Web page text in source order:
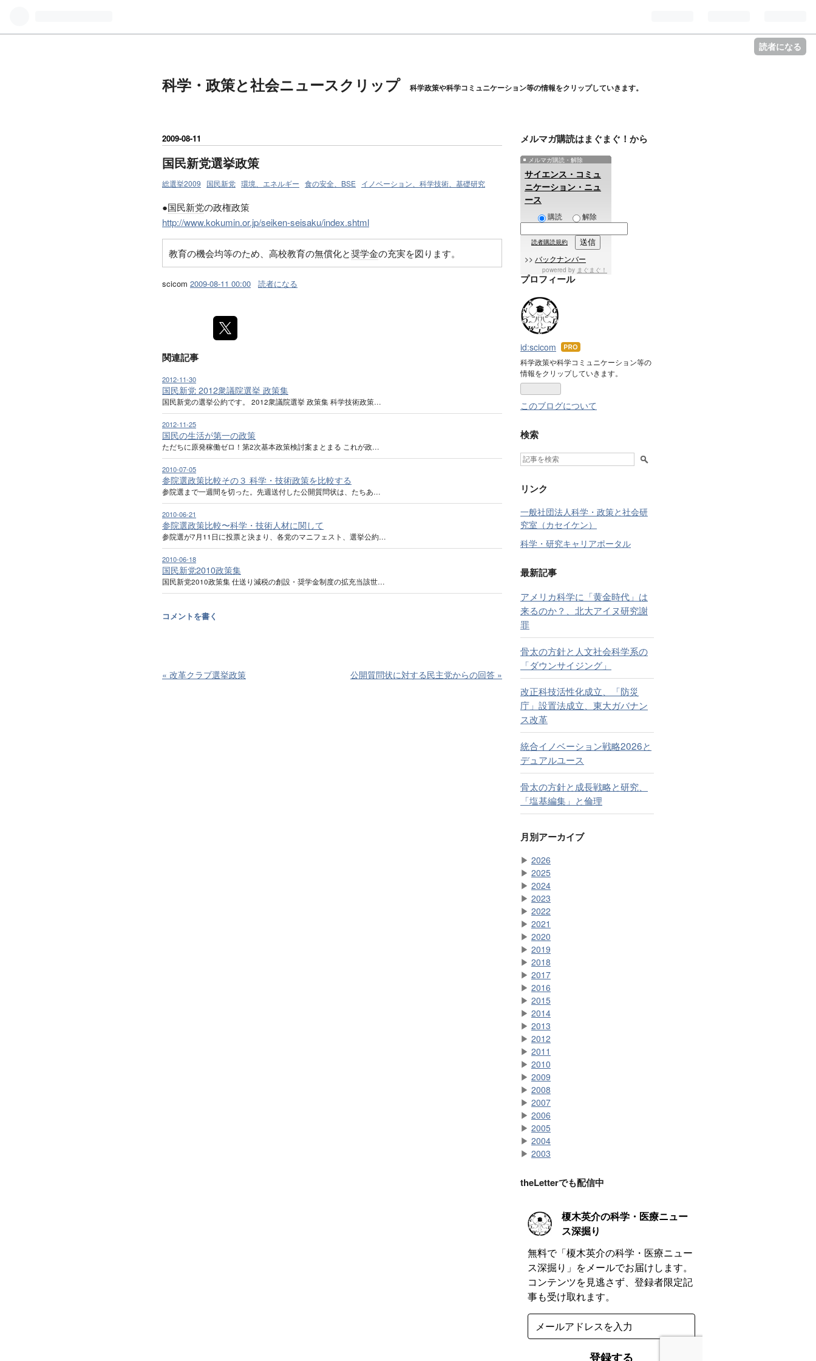
読者になる
科学・政策と社会ニュースクリップ 科学政策や科学コミュニケーション等の情報をクリップしていきます。
2009-08-11
国民新党選挙政策
総選挙2009 国民新党 環境、エネルギー 食の安全、BSE イノベーション、科学技術、基礎研究
●国民新党の政権政策
http://www.kokumin.or.jp/seiken-seisaku/index.shtml
教育の機会均等のため、高校教育の無償化と奨学金の充実を図ります。
scicom 2009-08-11 00:00 読者になる
関連記事
2012-11-30
国民新党 2012衆議院選挙 政策集
国民新党の選挙公約です。 2012衆議院選挙 政策集 科学技術政策…
2012-11-25
国民の生活が第一の政策
ただちに原発稼働ゼロ！第2次基本政策検討案まとまる これが政…
2010-07-05
参院選政策比較その３ 科学・技術政策を比較する
参院選まで一週間を切った。先週送付した公開質問状は、たちあ…
2010-06-21
参院選政策比較〜科学・技術人材に関して
参院選が7月11日に投票と決まり、各党のマニフェスト、選挙公約…
2010-06-18
国民新党2010政策集
国民新党2010政策集 仕送り減税の創設・奨学金制度の拡充当該世…
コメントを書く
« 改革クラブ選挙政策 公開質問状に対する民主党からの回答 »
メルマガ購読はまぐまぐ！から
メルマガ購読・解除
サイエンス・コミュ
ニケーション・ニュ
ース
購読 解除
読者購読規約
>> バックナンバー
powered by まぐまぐ！
プロフィール
id:scicom はて
なブ
ログ
科学政策や科学コミュニケーション等の
情報をクリップしていきます。
このブログについて
検索
リンク
一般社団法人科学・政策と社会研
究室（カセイケン）
科学・研究キャリアポータル
最新記事
アメリカ科学に「黄金時代」は
来るのか？、北大アイヌ研究謝
罪
骨太の方針と人文社会科学系の
「ダウンサイジング」
改正科技活性化成立、「防災
庁」設置法成立、東大ガバナン
ス改革
統合イノベーション戦略2026と
デュアルユース
骨太の方針と成長戦略と研究、
「塩基編集」と倫理
月別アーカイブ
▶ 2026
▶ 2025
▶ 2024
▶ 2023
▶ 2022
▶ 2021
▶ 2020
▶ 2019
▶ 2018
▶ 2017
▶ 2016
▶ 2015
▶ 2014
▶ 2013
▶ 2012
▶ 2011
▶ 2010
▶ 2009
▶ 2008
▶ 2007
▶ 2006
▶ 2005
▶ 2004
▶ 2003
theLetterでも配信中